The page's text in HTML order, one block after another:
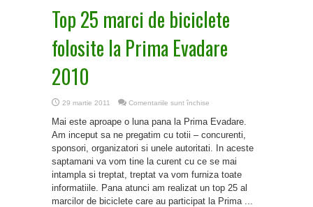
Top 25 marci de biciclete
folosite la Prima Evadare
2010
29 martie 2011 Comentariile sunt închise
25
marci
de
biciclete
folosite
Prima
Evadare
2010
Mai este aproape o luna pana la Prima Evadare.
Am inceput sa ne pregatim cu totii – concurenti,
sponsori, organizatori si unele autoritati. In aceste
saptamani va vom tine la curent cu ce se mai
intampla si treptat, treptat va vom furniza toate
informatiile. Pana atunci am realizat un top 25 al
marcilor de biciclete care au participat la Prima ...